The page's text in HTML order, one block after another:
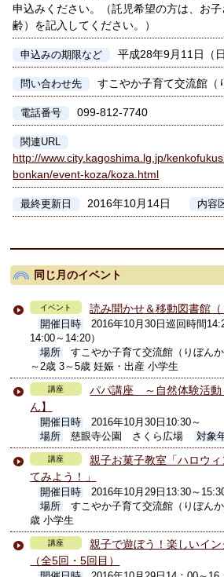
申込みください。（託児希望の方は、お
齢）を記入してください。）
申込みの期限など 平成28年9月11日（
問い合わせ先 すこやか子育て交流館（
電話番号 099-812-7740
関連URL
http://www.city.kagoshima.lg.jp/
bonkan/event-koza/koza.html
最終更新日 2016年10月14日 内容
同じ月のイベント
イベント 読み聞かせ＆移動図書館（
開催日時
2016年10月30日巡回時間
14:00～14:20）
場所
すこやか子育て交流館（りぼん
～2歳 3～5歳 妊娠・出産 小学生
講座
パパ講座 ～自然体験活
ん】
開催日時
2016年10月30日10:30～
場所
慈眼寺公園 さくら広場 対象
講座
親子お菓子教室「ハロウ
てみよう！」
開催日時
2016年10月29日13:30～
場所
すこやか子育て交流館（りぼん
歳 小学生
講座
親子で遊ぼう！楽しいイン
（全5回・5回目）